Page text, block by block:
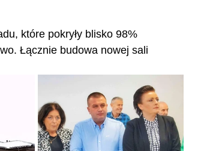
które pokryły blisko 98%
Łącznie budowa nowej sali